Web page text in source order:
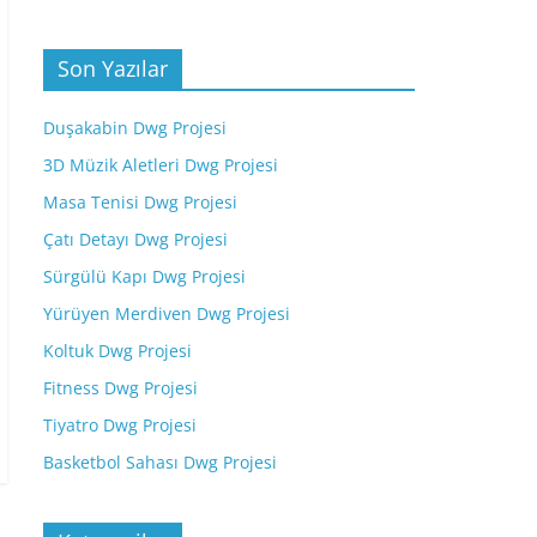
Son Yazılar
Duşakabin Dwg Projesi
3D Müzik Aletleri Dwg Projesi
Masa Tenisi Dwg Projesi
Çatı Detayı Dwg Projesi
Sürgülü Kapı Dwg Projesi
Yürüyen Merdiven Dwg Projesi
Koltuk Dwg Projesi
Fitness Dwg Projesi
Tiyatro Dwg Projesi
Basketbol Sahası Dwg Projesi